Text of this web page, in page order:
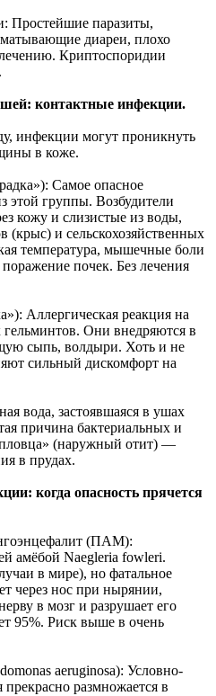
Простейшие паразиты,
диареи, плохо
Криптоспоридии
контактные инфекции.
инфекции могут проникнуть
в коже.
Самое опасное
этой группы. Возбудители
кожу и слизистые из воды,
(крыс) и сельскохозяйственных
температура, мышечные боли
почек. Без лечения
Аллергическая реакция на
Они внедряются в
сыпь, волдыри. Хоть и не
сильный дискомфорт на
вода, застоявшаяся в ушах
причина бактериальных и
(наружный отит) —
в прудах.
когда опасность прячется
(ПАМ):
амёбой Naegleria fowleri.
в мире), но фатальное
через нос при нырянии,
в мозг и разрушает его
95%. Риск выше в очень
aeruginosa): Условно-
прекрасно размножается в